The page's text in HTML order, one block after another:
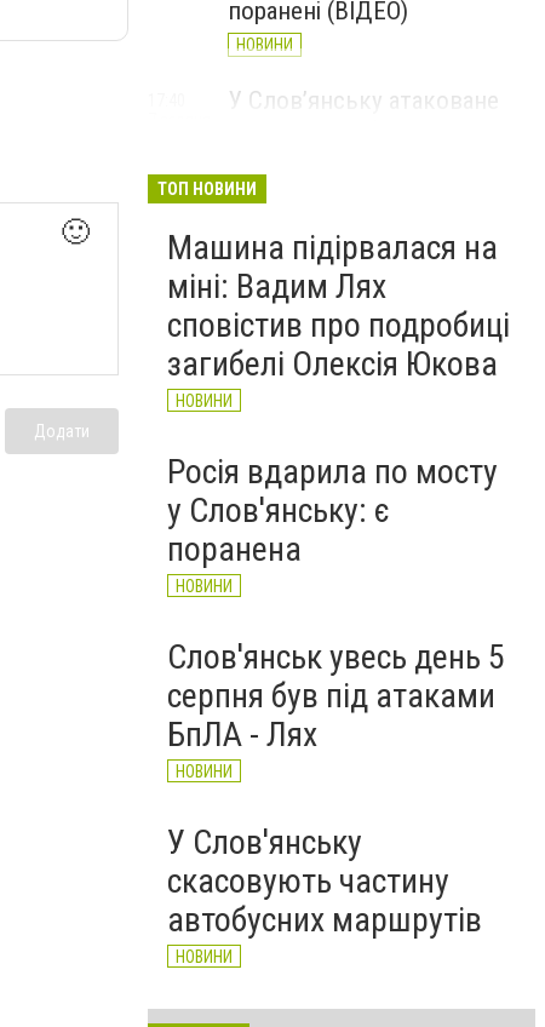
🙂
Додати
поранені (ВІДЕО)
НОВИНИ
У Слов’янську атаковане
НОВИНИ
ТОП НОВИНИ
Машина підірвалася на
міні: Вадим Лях
сповістив про подробиці
загибелі Олексія Юкова
НОВИНИ
Росія вдарила по мосту
у Слов'янську: є
поранена
НОВИНИ
Слов'янськ увесь день 5
серпня був під атаками
БпЛА - Лях
НОВИНИ
У Слов'янську
скасовують частину
автобусних маршрутів
НОВИНИ